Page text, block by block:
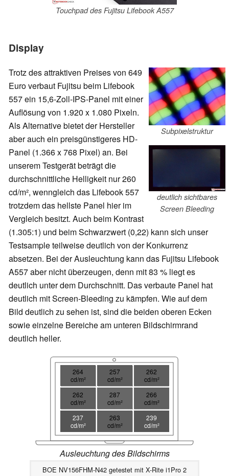
Touchpad des Fujitsu Lifebook A557
Display
Subpixelstruktur
deutlich sichtbares
Screen Bleeding
Trotz des attraktiven Preises von 649
Euro verbaut Fujitsu beim Lifebook
557 ein 15,6-Zoll-IPS-Panel mit einer
Auflösung von 1.920 x 1.080 Pixeln.
Als Alternative bietet der Hersteller
aber auch ein preisgünstigeres HD-
Panel (1.366 x 768 Pixel) an. Bei
unserem Testgerät beträgt die
durchschnittliche Helligkeit nur 260
cd/m², wenngleich das Lifebook 557
trotzdem das hellste Panel hier im
Vergleich besitzt. Auch beim Kontrast
(1.305:1) und beim Schwarzwert (0,22) kann sich unser
Testsample teilweise deutlich von der Konkurrenz
absetzen. Bei der Ausleuchtung kann das Fujitsu Lifebook
A557 aber nicht überzeugen, denn mit 83 % liegt es
deutlich unter dem Durchschnitt. Das verbaute Panel hat
deutlich mit Screen-Bleeding zu kämpfen. Wie auf dem
Bild deutlich zu sehen ist, sind die beiden oberen Ecken
sowie einzelne Bereiche am unteren Bildschirmrand
deutlich heller.
264
cd/m²
257
cd/m²
262
cd/m²
262
cd/m²
287
cd/m²
266
cd/m²
237
cd/m²
263
cd/m²
239
cd/m²
Ausleuchtung des Bildschirms
BOE NV156FHM-N42 getestet mit X-Rite i1Pro 2